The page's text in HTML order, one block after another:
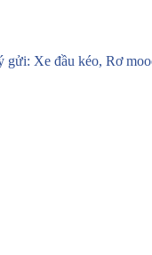
Xe đầu kéo, Rơ